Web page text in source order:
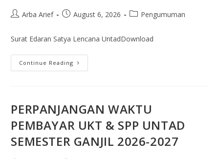
Arba Arief August 6, 2026 Pengumuman
Surat Edaran Satya Lencana UntadDownload
Continue Reading
PERPANJANGAN WAKTU
PEMBAYAR UKT & SPP UNTAD
SEMESTER GANJIL 2026-2027